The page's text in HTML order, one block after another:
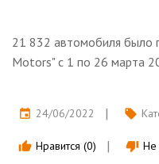
21 832 автомобиля было
Motors" с 1 по 26 марта
event 24/06/2022 local_offer
thumb_up Нравится (0) thumb_down Не